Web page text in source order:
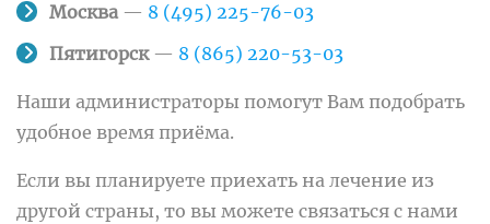
Москва — 8 (495) 225-76-03
Пятигорск— 8 (865) 220-53-03
Наши администраторы помогут Вам подобрать
удобное время приёма.
Если вы планируете приехать на лечение из
другой страны, то вы можете связаться с нами